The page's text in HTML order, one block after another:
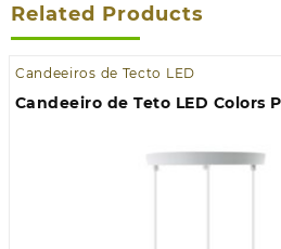
Related Products
Candeeiros de Tecto LED
Candeeiro de Teto LED Colors